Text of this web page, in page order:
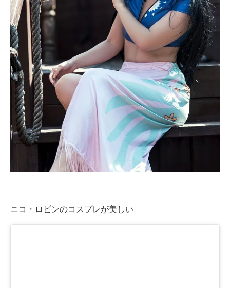
企業ITのトレンドを詳説
経営リーダーのコミュニティ
マーケ×ITの今がよく分かる
ITエンジニア向け専門サイト
企業向けIT製品の総合サイト
IT製品の技術・比較・事例
製造業のIT導入・活用を支援
モノづくり技術者専門サイト
エネルギーの専門メディア
ニコ・ロビンのコスプレが美しい